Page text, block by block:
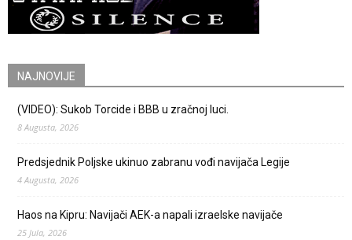
NAJNOVIJE
(VIDEO): Sukob Torcide i BBB u zračnoj luci.
8 Augusta, 2026
Predsjednik Poljske ukinuo zabranu vođi navijača Legije
4 Augusta, 2026
Haos na Kipru: Navijači AEK-a napali izraelske navijače
25 Jula, 2026